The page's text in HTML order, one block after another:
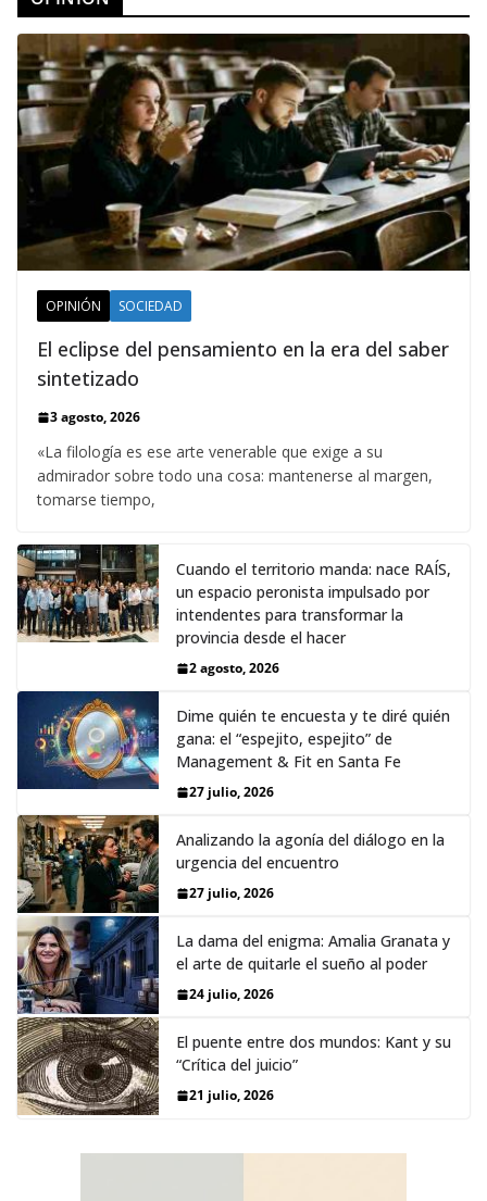
OPINIÓN SOCIEDAD
El eclipse del pensamiento en la era del saber
sintetizado
3 agosto, 2026
«La filología es ese arte venerable que exige a su
admirador sobre todo una cosa: mantenerse al margen,
tomarse tiempo,
Cuando el territorio manda: nace RAÍS,
un espacio peronista impulsado por
intendentes para transformar la
provincia desde el hacer
2 agosto, 2026
Dime quién te encuesta y te diré quién
gana: el “espejito, espejito” de
Management & Fit en Santa Fe
27 julio, 2026
Analizando la agonía del diálogo en la
urgencia del encuentro
27 julio, 2026
La dama del enigma: Amalia Granata y
el arte de quitarle el sueño al poder
24 julio, 2026
El puente entre dos mundos: Kant y su
“Crítica del juicio”
21 julio, 2026